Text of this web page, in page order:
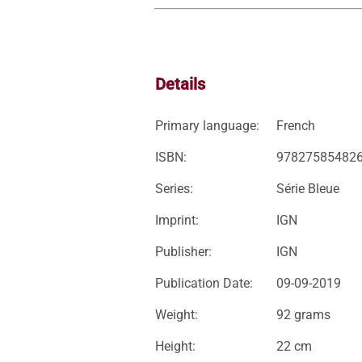
Details
Primary language: French
ISBN:
Series: Série Bleue
Imprint: IGN
Publisher: IGN
Publication Date: 09-09-2019
Weight: 92 grams
Height: 22 cm